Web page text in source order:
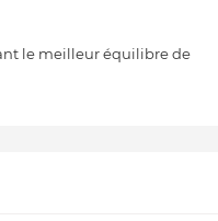
le meilleur équilibre de